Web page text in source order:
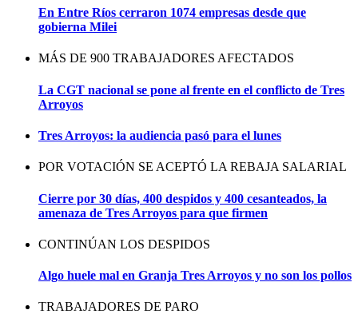
En Entre Ríos cerraron 1074 empresas desde que
gobierna Milei
MÁS DE 900 TRABAJADORES AFECTADOS
La CGT nacional se pone al frente en el conflicto de Tres
Arroyos
Tres Arroyos: la audiencia pasó para el lunes
POR VOTACIÓN SE ACEPTÓ LA REBAJA SALARIAL
Cierre por 30 días, 400 despidos y 400 cesanteados, la
amenaza de Tres Arroyos para que firmen
CONTINÚAN LOS DESPIDOS
Algo huele mal en Granja Tres Arroyos y no son los pollos
TRABAJADORES DE PARO